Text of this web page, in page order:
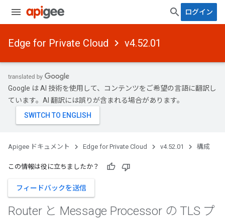
ログイン
Edge for Private Cloud v4.52.01
Google は AI 技術を使用して、コンテンツをご希望の言語に翻訳し
ています。AI 翻訳には誤りが含まれる場合があります。
Apigee ドキュメント Edge for Private Cloud v4.52.01 構成
この情報は役に立ちましたか？
フィードバックを送信
Router と Message Processor の TLS プ